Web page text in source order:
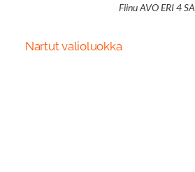
Fiinu AVO ERI 4 SA
Nartut valioluokka